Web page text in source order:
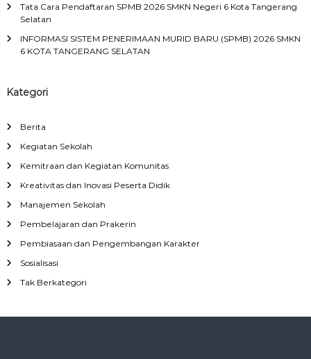
Tata Cara Pendaftaran SPMB 2026 SMKN Negeri 6 Kota Tangerang
Selatan
INFORMASI SISTEM PENERIMAAN MURID BARU (SPMB) 2026 SMKN
6 KOTA TANGERANG SELATAN
Kategori
Berita
Kegiatan Sekolah
Kemitraan dan Kegiatan Komunitas
Kreativitas dan Inovasi Peserta Didik
Manajemen Sekolah
Pembelajaran dan Prakerin
Pembiasaan dan Pengembangan Karakter
Sosialisasi
Tak Berkategori